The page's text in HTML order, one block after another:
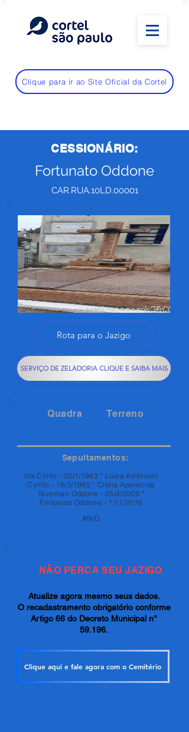
Clique para ir ao Site Oficial da Cortel
CESSIONÁRIO:
Fortunato Oddone
CAR.RUA.10LD.00001
Rota para o Jazigo
SERVIÇO DE ZELADORIA CLIQUE E SAIBA MAIS
Quadra Terreno
Sepultamentos:
Ida Cirillo - 20/1/1983 * Luiza Ambrosio
Cyrillo - 18/3/1985 * Clelia Aparecida
Tavernari Oddone - 25/4/2009 *
Fortunato Oddone - 1/11/2016
#N/D
NÃO PERCA SEU JAZIGO
Atualize agora mesmo seus dados.
O recadastramento obrigatório conforme
Artigo 66 do Decreto Municipal n°
59.196.
Clique aqui e fale agora com o Cemitério